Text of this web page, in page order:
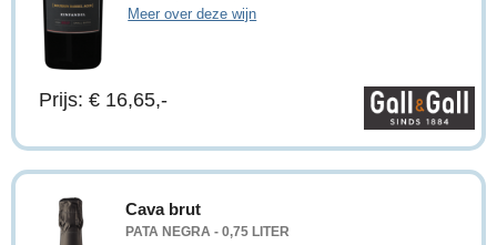
Meer over deze wijn
Prijs: € 16,65,-
Cava brut
PATA NEGRA - 0,75 LITER